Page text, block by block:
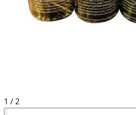
1 /2